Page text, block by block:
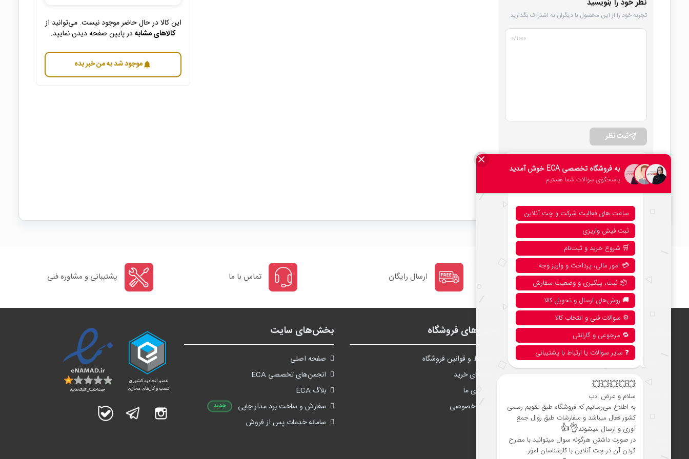
نظر خود را بنویسید
تجربه خود را از این محصول با دیگران به اشتراک بگذارید.
۰/۱۰۰۰
ثبت نظر
امتیاز کلی
۰ 0 دیدگاه
این کالا در حال حاضر موجود نیست. می‌توانید از
کالاهای مشابهدر پایین صفحه دیدن نمایید.
notificationsموجود شد به من خبر بده
نحوه خرید از فروشگاه ارسال رایگان تماس با ما پشتیبانی و مشاوره فنی
امور مشتریان:041-51388888
آدرس دفتر مرکزی تبریز:
تبریز، چهارراه شریعتی، مجتمع تجاری گلستان،
آدرس فروشگاه تهران:
تهران، خیابان جمهوری، نرسیده به پل حافظ،
پاساژ توکل، طبقه زیرهمکف، واحد B6 (تاپ
بخش‌های فروشگاه
شرايط و قوانین فروشگاه
راهنمای خرید
درباره‌ی ما
حریم خصوصی
بخش‌های سایت
صفحه اصلی
انجمن‌های تخصصی ECA
بلاگ ECA
سفارش و ساخت برد مدار چاپی
جدید
سامانه خدمات پس از فروش
اینستاگرام تلگرام